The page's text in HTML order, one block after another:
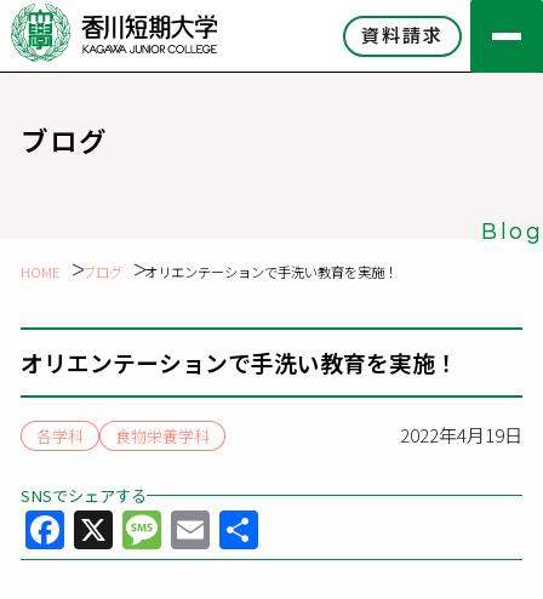
資料請求
ブログ
Blog
HOME ブログ オリエンテーションで手洗い教育を実施！
オリエンテーションで手洗い教育を実施！
各学科 食物栄養学科 2022年4月19日
SNSでシェアする
Facebook
X Message
Email
有